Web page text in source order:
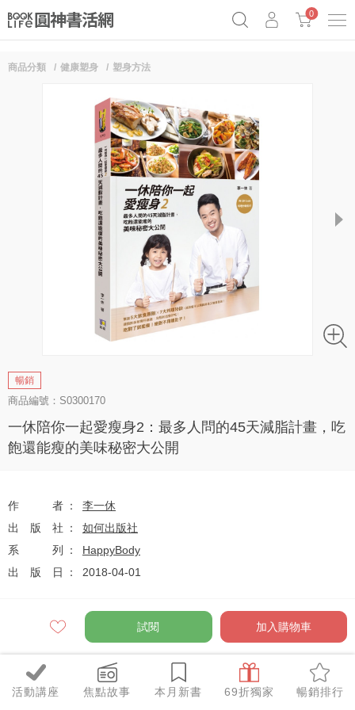
Netflix話題章魚小說！
0
活動講座 焦點故事 本月新書 69折獨家 暢銷排行
商品分類 健康塑身 塑身方法
next
暢銷
商品編號：S0300170
一休陪你一起愛瘦身2：最多人問的45天減脂計畫，吃
飽還能瘦的美味秘密大公開
作者
李一休
出版社
如何出版社
系列
HappyBody
出版日
2018-04-01
定價 $430
優惠價 折
試閱 加入購物車